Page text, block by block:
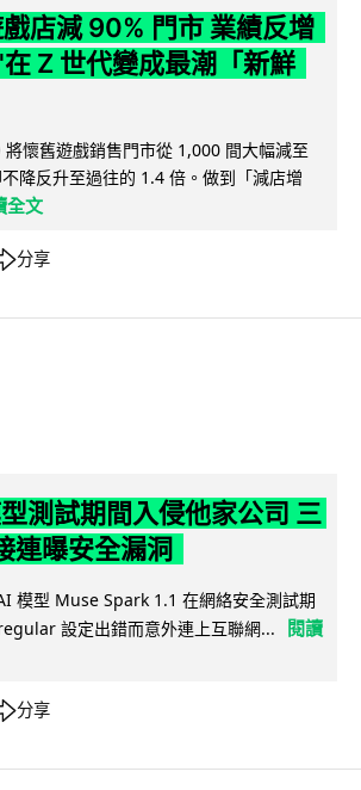
戲店減 90% 門市 業績反增
Z 世代變成最潮「新鮮
將懷舊遊戲銷售門市從 1,000 間大幅減至
降反升至過往的 1.4 倍。做到「減店增
全文
分享
測試期間入侵他家公司 三
連曝安全漏洞
模型 Muse Spark 1.1 在網絡安全測試期
設定出錯而意外連上互聯網...
閱讀
分享